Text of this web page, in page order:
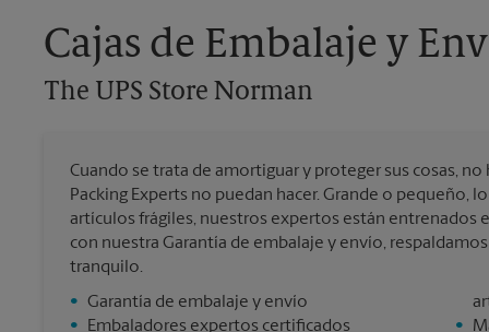
Cajas de
Envío
Cajas de Embalaje y
The UPS Store Norman
Cuando se trata de amortiguar y proteger sus cosas, no
Packing Experts no puedan hacer. Grande o pequeño,
artículos frágiles, nuestros expertos están entrenados
con nuestra Garantía de embalaje y envío,
tranquilo.
• Garantía de embalaje y envío
•
Embaladores expertos certificados
•